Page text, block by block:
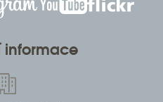
informace